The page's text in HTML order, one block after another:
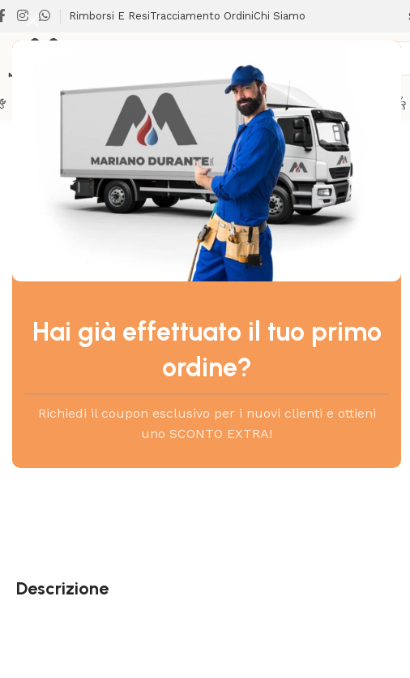
Hai già effettuato il tuo primo
ordine?
Richiedi il coupon esclusivo per i nuovi clienti e ottieni
uno SCONTO EXTRA!
Rimborsi E ResiTracciamento OrdiniChi Siamo
CLIMATIZZAZIONE LAVANDERIA RISCALDAMENTO
TERMOIDRAULICA SCARICO IDRICO/Cartuccia miscelatore
Descrizione